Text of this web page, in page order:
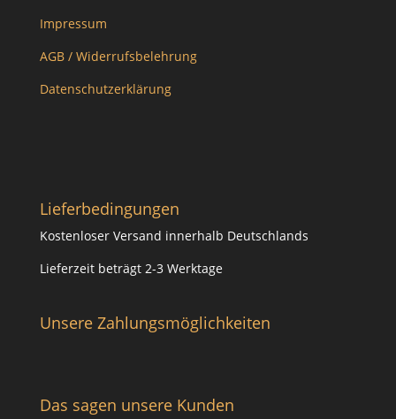
Impressum
AGB / Widerrufsbelehrung
Datenschutzerklärung
Lieferbedingungen
Kostenloser Versand innerhalb Deutschlands
Lieferzeit beträgt 2-3 Werktage
Unsere Zahlungsmöglichkeiten
Das sagen unsere Kunden